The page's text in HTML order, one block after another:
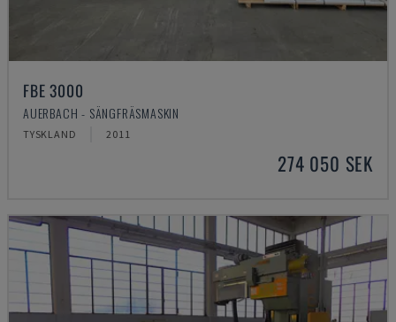
FBE 3000
AUERBACH - SÄNGFRÄSMASKIN
TYSKLAND 2011
274 050 SEK